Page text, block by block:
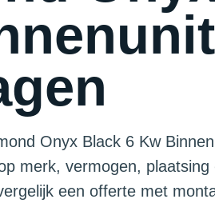
Onyx Black 6 Kw
merk, vermogen,
een offerte met